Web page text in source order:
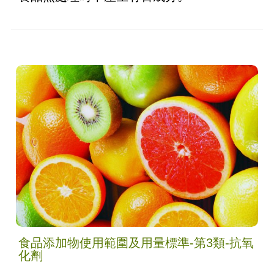
食品添加物使用範圍及用量標準-第3類-抗氧
化劑